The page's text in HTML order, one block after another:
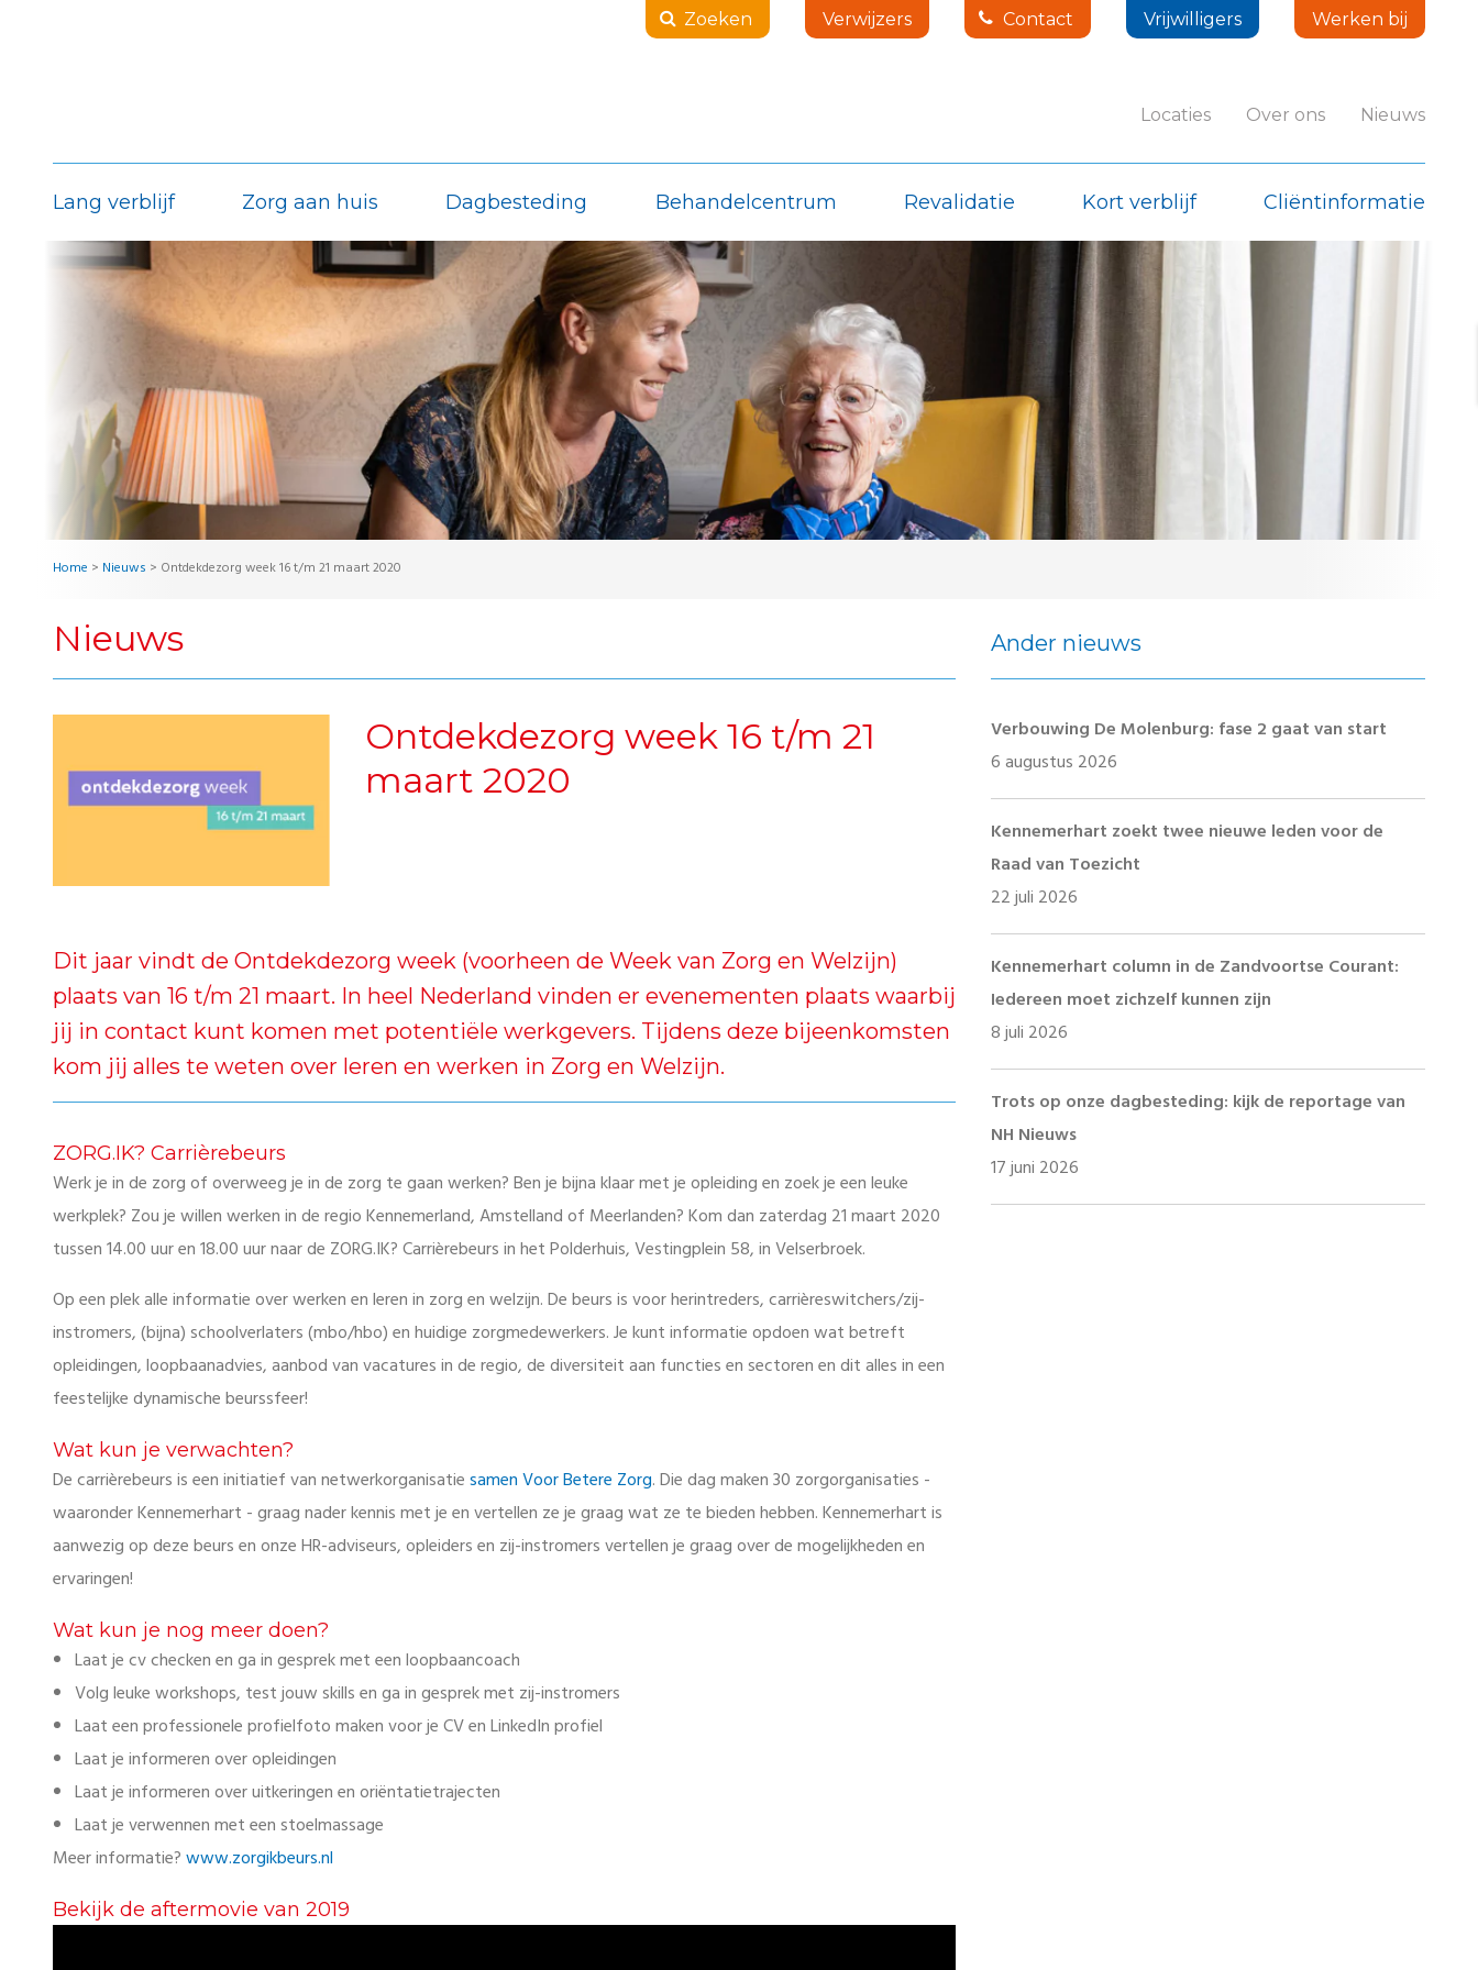
Zoeken Verwijzers Contact Vrijwilligers Werken bij
Locaties Over ons Nieuws
Lang verblijf Zorg aan huis Dagbesteding Behandelcentrum Revalidatie Kort verblijf Cliëntinformatie
Home > Nieuws > Ontdekdezorg week 16 t/m 21 maart 2020
Nieuws
Ontdekdezorg week 16 t/m 21
maart 2020
Dit jaar vindt de Ontdekdezorg week (voorheen de Week van Zorg en Welzijn)
plaats van 16 t/m 21 maart. In heel Nederland vinden er evenementen plaats waarbij
jij in contact kunt komen met potentiële werkgevers. Tijdens deze bijeenkomsten
kom jij alles te weten over leren en werken in Zorg en Welzijn.
ZORG.IK? Carrièrebeurs
Werk je in de zorg of overweeg je in de zorg te gaan werken? Ben je bijna klaar met je opleiding en zoek je een leuke
werkplek? Zou je willen werken in de regio Kennemerland, Amstelland of Meerlanden? Kom dan zaterdag 21 maart 2020
tussen 14.00 uur en 18.00 uur naar de ZORG.IK? Carrièrebeurs in het Polderhuis, Vestingplein 58, in Velserbroek.
Op een plek alle informatie over werken en leren in zorg en welzijn. De beurs is voor herintreders, carrièreswitchers/zij-
instromers, (bijna) schoolverlaters (mbo/hbo) en huidige zorgmedewerkers. Je kunt informatie opdoen wat betreft
opleidingen, loopbaanadvies, aanbod van vacatures in de regio, de diversiteit aan functies en sectoren en dit alles in een
feestelijke dynamische beurssfeer!
Wat kun je verwachten?
De carrièrebeurs is een initiatief van netwerkorganisatiesamen Voor Betere Zorg. Die dag maken 30 zorgorganisaties -
waaronder Kennemerhart - graag nader kennis met je en vertellen ze je graag wat ze te bieden hebben. Kennemerhart is
aanwezig op deze beurs en onze HR-adviseurs, opleiders en zij-instromers vertellen je graag over de mogelijkheden en
ervaringen!
Wat kun je nog meer doen?
Laat je cv checken en ga in gesprek met een loopbaancoach
Volg leuke workshops, test jouw skills en ga in gesprek met zij-instromers
Laat een professionele profielfoto maken voor je CV en LinkedIn profiel
Laat je informeren over opleidingen
Laat je informeren over uitkeringen en oriëntatietrajecten
Laat je verwennen met een stoelmassage
Meer informatie?www.zorgikbeurs.nl
Bekijk de aftermovie van 2019
Ander nieuws
Verbouwing De Molenburg: fase 2 gaat van start
6 augustus 2026
Kennemerhart zoekt twee nieuwe leden voor de
Raad van Toezicht
22 juli 2026
Kennemerhart column in de Zandvoortse Courant:
Iedereen moet zichzelf kunnen zijn
8 juli 2026
Trots op onze dagbesteding: kijk de reportage van
NH Nieuws
17 juni 2026